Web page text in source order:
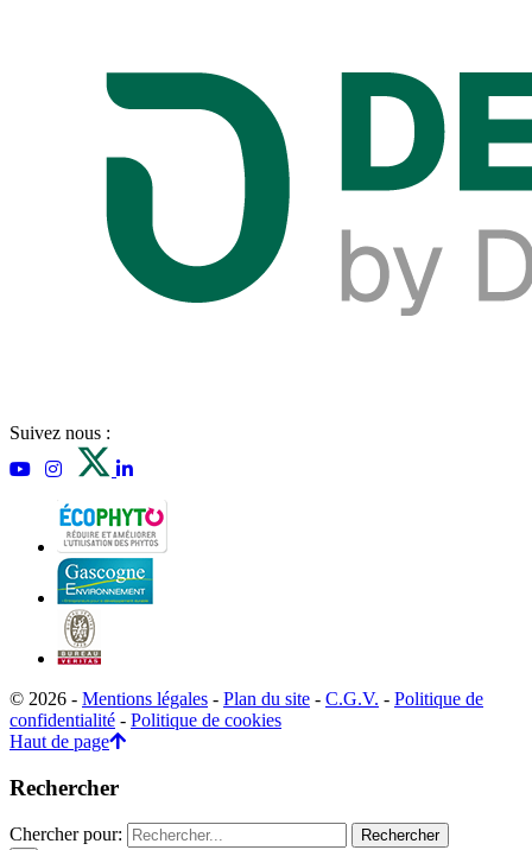
Suivez nous :
© 2026 - Mentions légales - Plan du site - C.G.V. - Politique de
confidentialité - Politique de cookies
Haut de page
Rechercher
Chercher pour: